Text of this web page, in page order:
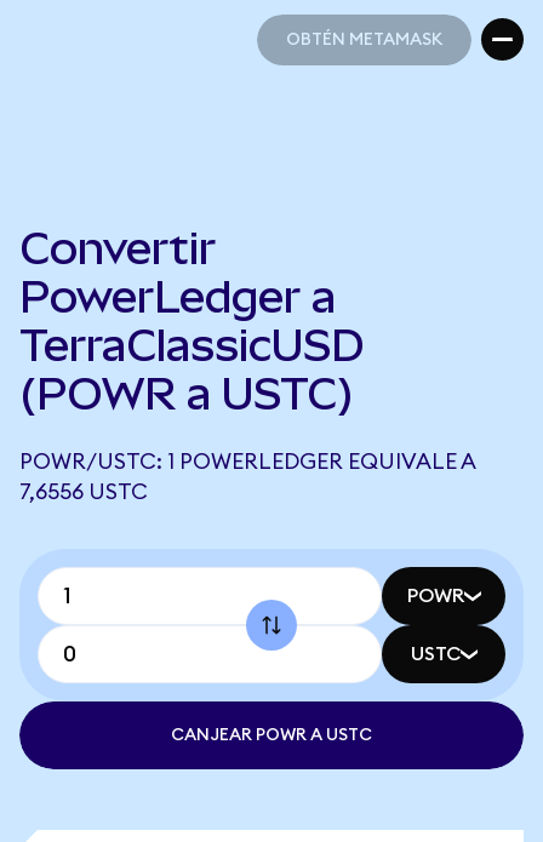
OBTÉN METAMASK
Convertir
PowerLedger a
TerraClassicUSD
(POWR a USTC)
POWR/USTC: 1 POWERLEDGER EQUIVALE A
7,6556 USTC
POWR
USTC
CANJEAR POWR A USTC